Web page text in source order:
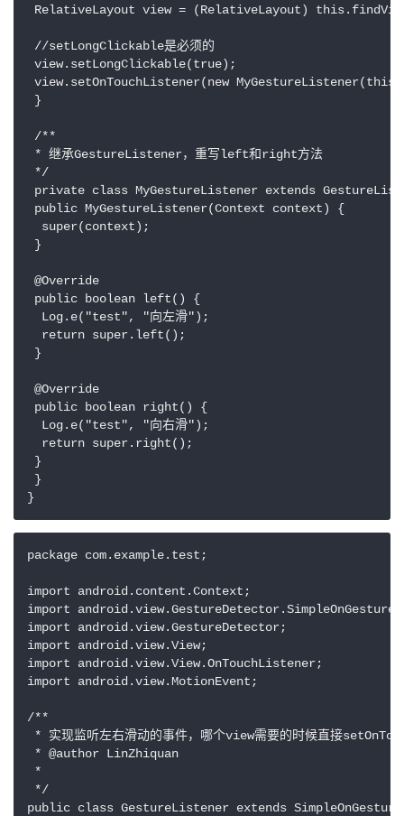
RelativeLayout view = (RelativeLayout)
//setLongClickable是必须的
view.setLongClickable(true);
view.setOnTouchListener(new
}
/**
* 继承GestureListener，重写left和right方法
*/
private class MyGestureListener extends
public MyGestureListener(Context context) {
  super(context);
}
@Override
public boolean left() {
  Log.e("test", "向左滑");
  return super.left();
}
@Override
public boolean right() {
  Log.e("test", "向右滑");
  return super.right();
}
}
package com.example.test;
import android.content.Context;
import
import android.view.GestureDetector;
import android.view.View;
import android.view.View.OnTouchListener;
import android.view.MotionEvent;
/**
* 实现监听左右滑动的事件，哪个view需要的时候直接
* @author LinZhiquan
*
*/
public class GestureListener extends